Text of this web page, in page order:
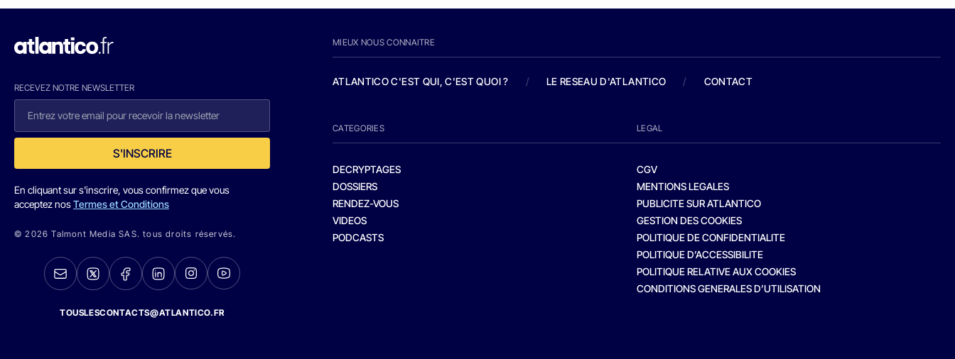
RECEVEZ NOTRE NEWSLETTER
S'INSCRIRE
En cliquant sur s'inscrire, vous confirmez que vous
acceptez nosTermes et Conditions
© 2026 Talmont Media SAS. tous droits réservés.
TOUSLESCONTACTS@ATLANTICO.FR
MIEUX NOUS CONNAITRE
ATLANTICO C'EST QUI, C'EST QUOI ? / LE RESEAU D'ATLANTICO / CONTACT
CATEGORIES
DECRYPTAGES
DOSSIERS
RENDEZ-VOUS
VIDEOS
PODCASTS
LEGAL
CGV
MENTIONS LEGALES
PUBLICITE SUR ATLANTICO
GESTION DES COOKIES
POLITIQUE DE CONFIDENTIALITE
POLITIQUE D’ACCESSIBILITE
POLITIQUE RELATIVE AUX COOKIES
CONDITIONS GENERALES D’UTILISATION